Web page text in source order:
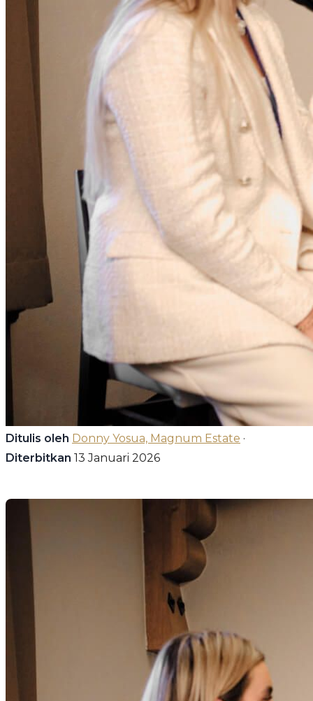
Ditulis oleh Donny Yosua, Magnum Estate ·
Diterbitkan 13 Januari 2026